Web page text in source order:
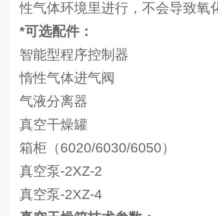
性气体环境里进行，不会导致氧
*可选配件：
智能型程序控制器
惰性气体进气阀
气液分离器
真空干燥罐
箱柜（6020/6030/6050）
真空泵-2XZ-2
真空泵-2XZ-4